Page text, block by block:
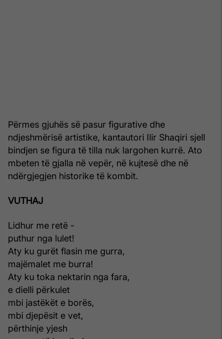
Përmes gjuhës së pasur figurative dhe
ndjeshmërisë artistike, kantautori Ilir Shaqiri sjell
bindjen se figura të tilla nuk largohen kurrë. Ato
mbeten të gjalla në vepër, në kujtesë dhe në
ndërgjegjen historike të kombit.
VUTHAJ
Lidhur me retë -
puthur nga lulet!
Aty ku gurët flasin me gurra,
majëmalet me burra!
Aty ku toka nektarin nga fara,
e dielli përkulet
mbi jastëkët e borës,
mbi djepësit e vet,
përthinje yjesh